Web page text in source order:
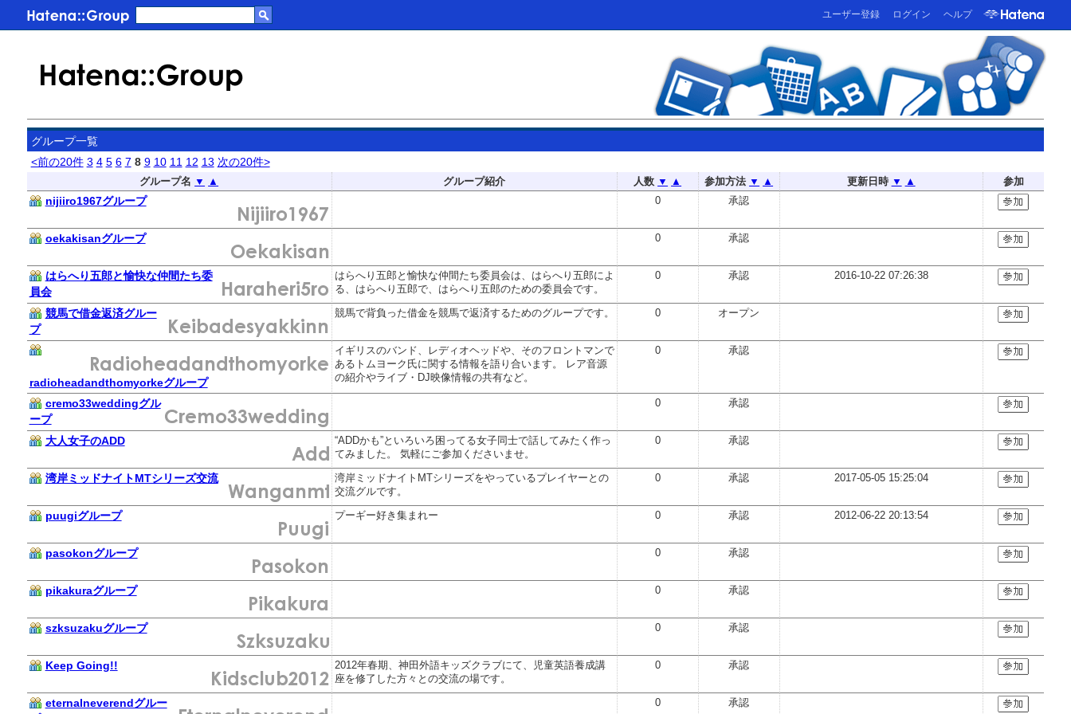
ユーザー登録 ログイン ヘルプ
グループ一覧
<前の20件 3 4 5 6 7 8 9 10 11 12 13 次の20件>
グループ名 ▼ ▲ グループ紹介 人数 ▼ ▲ 参加方法 ▼ ▲ 更新日時 ▼ ▲ 参加
nijiiro1967グループ 0 承認
oekakisanグループ 0 承認
はらへり五郎と愉快な仲間たち委
員会
はらへり五郎と愉快な仲間たち委員会は、はらへり五郎によ
る、はらへり五郎で、はらへり五郎のための委員会です。
0 承認 2016-10-22 07:26:38
競馬で借金返済グルー
プ
競馬で背負った借金を競馬で返済するためのグループです。 0 オープン
radioheadandthomyorkeグループ
イギリスのバンド、レディオヘッドや、そのフロントマンで
あるトムヨーク氏に関する情報を語り合います。 レア音源
の紹介やライブ・DJ映像情報の共有など。
0 承認
cremo33weddingグル
ープ
0 承認
大人女子のADD
“ADDかも”といろいろ困ってる女子同士で話してみたく作っ
てみました。 気軽にご参加くださいませ。
0 承認
湾岸ミッドナイトMTシリーズ交流
湾岸ミッドナイトMTシリーズをやっているプレイヤーとの
交流グルです。
0 承認 2017-05-05 15:25:04
puugiグループ プーギー好き集まれー 0 承認 2012-06-22 20:13:54
pasokonグループ 0 承認
pikakuraグループ 0 承認
szksuzakuグループ 0 承認
Keep Going!!
2012年春期、神田外語キッズクラブにて、児童英語養成講
座を修了した方々との交流の場です。
0 承認
eternalneverendグルー
0 承認